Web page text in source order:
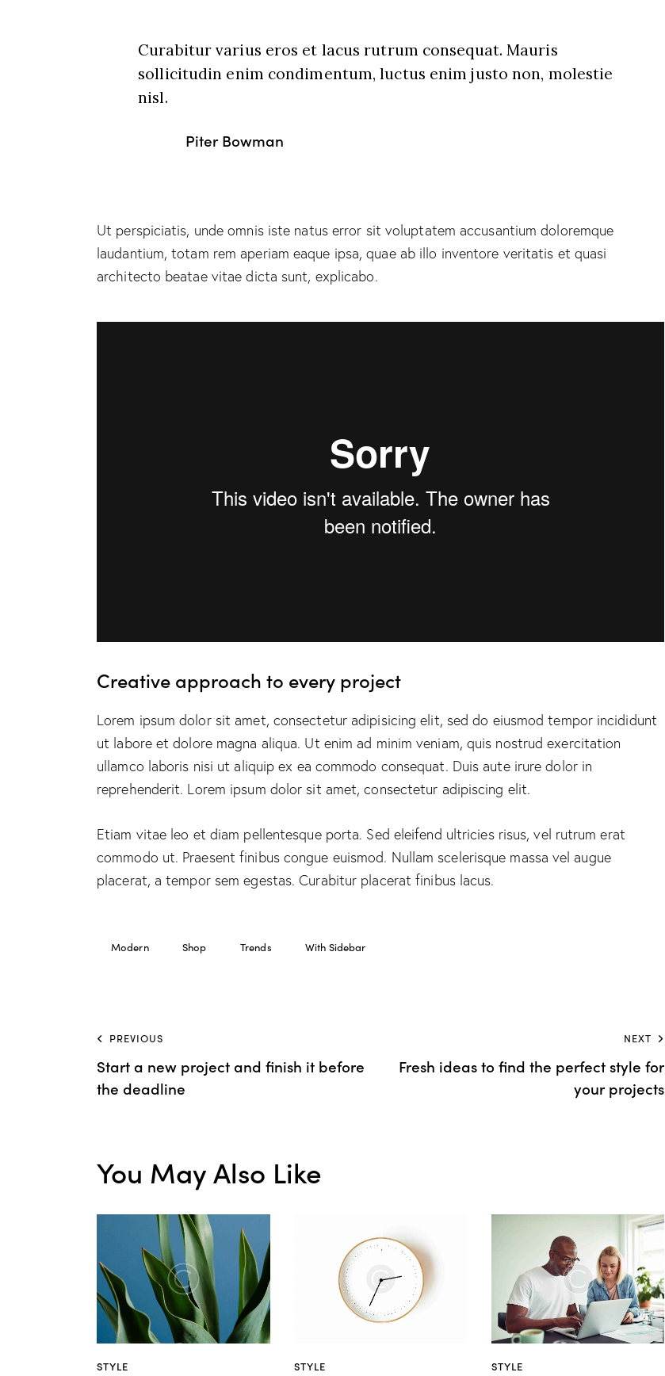
Curabitur varius eros et lacus rutrum consequat. Mauris
sollicitudin enim condimentum, luctus enim justo non, molestie
nisl.
Piter Bowman
Ut perspiciatis, unde omnis iste natus error sit voluptatem accusantium doloremque
laudantium, totam rem aperiam eaque ipsa, quae ab illo inventore veritatis et quasi
architecto beatae vitae dicta sunt, explicabo.
Creative approach to every project
Lorem ipsum dolor sit amet, consectetur adipisicing elit, sed do eiusmod tempor incididunt
ut labore et dolore magna aliqua. Ut enim ad minim veniam, quis nostrud exercitation
ullamco laboris nisi ut aliquip ex ea commodo consequat. Duis aute irure dolor in
reprehenderit. Lorem ipsum dolor sit amet, consectetur adipiscing elit.
Etiam vitae leo et diam pellentesque porta. Sed eleifend ultricies risus, vel rutrum erat
commodo ut. Praesent finibus congue euismod. Nullam scelerisque massa vel augue
placerat, a tempor sem egestas. Curabitur placerat finibus lacus.
Modern Shop Trends With Sidebar
PREVIOUS
Start a new project and finish it before
the deadline
NEXT
Fresh ideas to find the perfect style for
your projects
You May Also Like
STYLE STYLE STYLE